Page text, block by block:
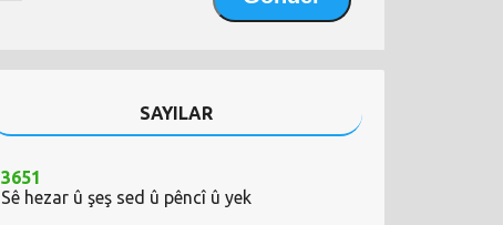
SAYILAR
3651
Sê hezar û şeş sed û pêncî û yek